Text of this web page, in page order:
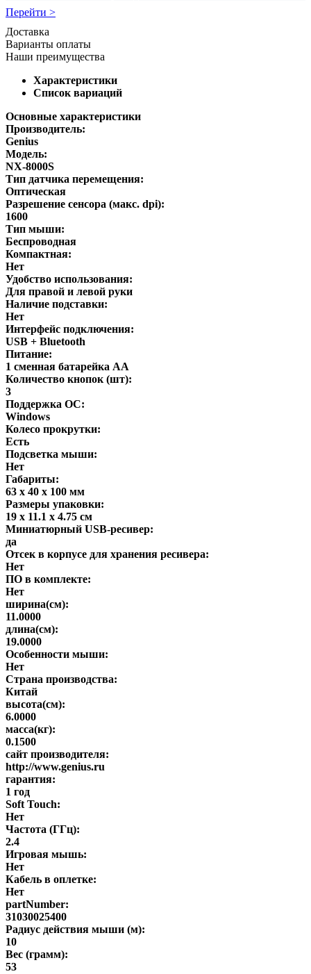
Перейти >
Доставка
Варианты оплаты
Наши преимущества
Характеристики
Список вариаций
Основные характеристики
Производитель:
Genius
Модель:
NX-8000S
Тип датчика перемещения:
Оптическая
Разрешение сенсора (макс. dpi):
1600
Тип мыши:
Беспроводная
Компактная:
Нет
Удобство использования:
Для правой и левой руки
Наличие подставки:
Нет
Интерфейс подключения:
USB + Bluetooth
Питание:
1 сменная батарейка АА
Количество кнопок (шт):
3
Поддержка ОС:
Windows
Колесо прокрутки:
Есть
Подсветка мыши:
Нет
Габариты:
63 x 40 x 100 мм
Размеры упаковки:
19 x 11.1 x 4.75 см
Миниатюрный USB-ресивер:
да
Отсек в корпусе для хранения ресивера:
Нет
ПО в комплекте:
Нет
ширина(см):
11.0000
длина(см):
19.0000
Особенности мыши:
Нет
Страна производства:
Китай
высота(см):
6.0000
масса(кг):
0.1500
сайт производителя:
http://www.genius.ru
гарантия:
1 год
Soft Touch:
Нет
Частота (ГГц):
2.4
Игровая мышь:
Нет
Кабель в оплетке:
Нет
partNumber:
31030025400
Радиус действия мыши (м):
10
Вес (грамм):
53